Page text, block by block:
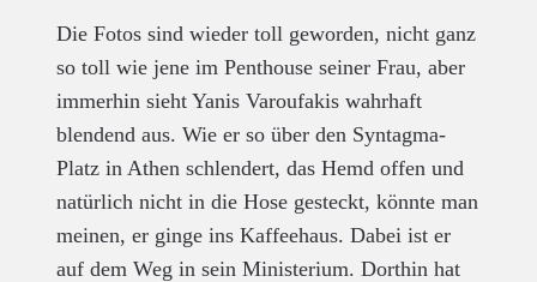
Die Fotos sind wieder toll geworden, nicht ganz
so toll wie jene im Penthouse seiner Frau, aber
immerhin sieht Yanis Varoufakis wahrhaft
blendend aus. Wie er so über den Syntagma-
Platz in Athen schlendert, das Hemd offen und
natürlich nicht in die Hose gesteckt, könnte man
meinen, er ginge ins Kaffeehaus. Dabei ist er
auf dem Weg in sein Ministerium. Dorthin hat